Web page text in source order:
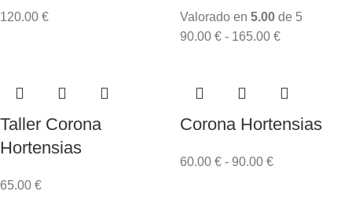
120.00 € Valorado en 5.00de 5
90.00 € - 165.00 €
Taller Corona
Hortensias
65.00 €
Corona Hortensias
60.00 € - 90.00 €